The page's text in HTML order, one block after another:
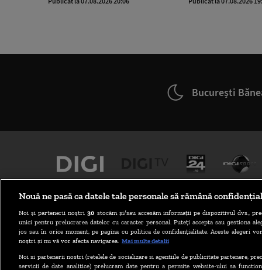
București
ABONARE DIGI TV
Nouă ne pasă ca datele tale personale să rămână
Noi și partenerii noștri30 stocăm și/sau accesăm informații pe dispozitivul dvs.,
unici pentru prelucrarea datelor cu caracter personal. Puteți accepta sau gestiona
jos sau în orice moment, pe pagina cu politica de confidențialitate. Aceste alegeri
noștri și nu vă vor afecta navigarea. Mai multe detalii
Noi si partenerii nostri (retelele de socializare si agentiile de publicitate partenere,
servicii de date analitice) prelucram date pentru a permite website-ului sa